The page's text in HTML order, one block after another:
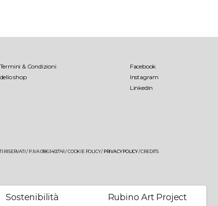
Termini & Condizioni
dello shop
Facebook
Instagram
Linkedin
/ P.IVA 01863400741 /COOKIE POLICY/PRIVACY POLICY/CREDITS
Sostenibilità Rubino Art Project